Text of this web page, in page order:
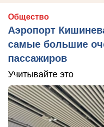
Общество
Аэропорт
самые большие
пассажиров
Учитывайте это